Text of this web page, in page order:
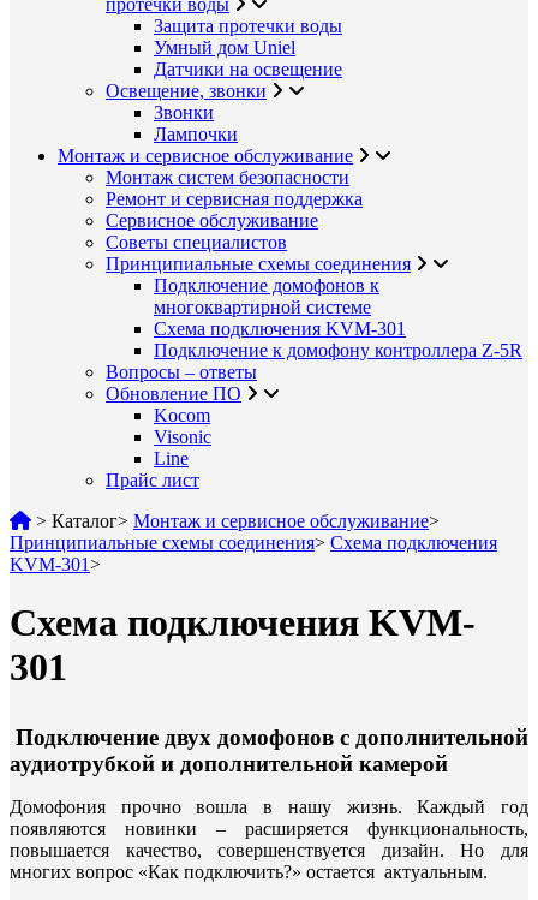
протечки воды
Защита протечки воды
Умный дом Uniel
Датчики на освещение
Освещение, звонки
Звонки
Лампочки
Монтаж и сервисное обслуживание
Монтаж систем безопасности
Ремонт и сервисная поддержка
Сервисное обслуживание
Советы специалистов
Принципиальные схемы соединения
Подключение домофонов к
многоквартирной системе
Схема подключения KVM-301
Подключение к домофону контроллера Z-5R
Вопросы – ответы
Обновление ПО
Kocom
Visonic
Line
Прайс лист
> Каталог> Монтаж и сервисное обслуживание>
Принципиальные схемы соединения> Схема подключения
KVM-301>
Схема подключения KVM-
301
Подключение двух домофонов с дополнительной
аудиотрубкой и дополнительной камерой
Домофония прочно вошла в нашу жизнь. Каждый год
появляются новинки – расширяется функциональность,
повышается качество, совершенствуется дизайн. Но для
многих вопрос «Как подключить?» остается актуальным.